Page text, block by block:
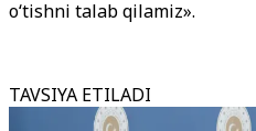
o‘tishni talab qilamiz».
TAVSIYA ETILADI